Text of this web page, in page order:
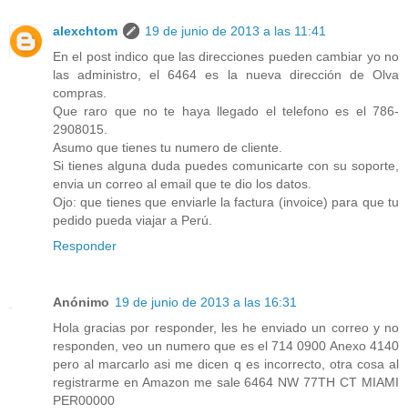
alexchtom
19 de junio de 2013 a las 11:41
En el post indico que las direcciones pueden cambiar yo no
las administro, el 6464 es la nueva dirección de Olva
compras.
Que raro que no te haya llegado el telefono es el 786-
2908015.
Asumo que tienes tu numero de cliente.
Si tienes alguna duda puedes comunicarte con su soporte,
envia un correo al email que te dio los datos.
Ojo: que tienes que enviarle la factura (invoice) para que tu
pedido pueda viajar a Perú.
Responder
Anónimo 19 de junio de 2013 a las 16:31
Hola gracias por responder, les he enviado un correo y no
responden, veo un numero que es el 714 0900 Anexo 4140
pero al marcarlo asi me dicen q es incorrecto, otra cosa al
registrarme en Amazon me sale 6464 NW 77TH CT MIAMI
PER00000